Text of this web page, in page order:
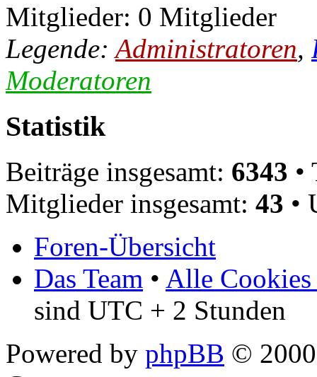
Mitglieder: 0 Mitglieder
Legende:Administratoren,
Moderatoren
Statistik
Beiträge insgesamt: 6343 •
Mitglieder insgesamt: 43 •
Foren-Übersicht
Das Team • Alle Cookies
sind UTC + 2 Stunden
Powered by phpBB ©